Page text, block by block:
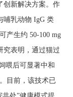
创新解决方案。作
哺乳动物 IgG 类
产生约 50-100 mg
究表明，通过猫过
喂后可显著中和
目前，该技术已